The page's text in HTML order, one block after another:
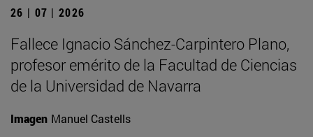
26 | 07 | 2026
Fallece Ignacio Sánchez-Carpintero Plano,
profesor emérito de la Facultad de Ciencias
de la Universidad de Navarra
Imagen Manuel Castells